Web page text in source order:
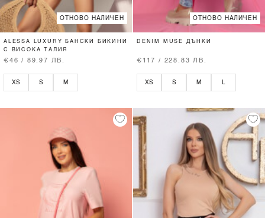
ОТНОВО НАЛИЧЕН
ALESSA LUXURY БАНСКИ БИКИНИ
С ВИСОКА ТАЛИЯ
€46 / 89.97 ЛВ.
XS S M
ОТНОВО НАЛИЧЕН
DENIM MUSE ДЪНКИ
€117 / 228.83 ЛВ.
XS S M